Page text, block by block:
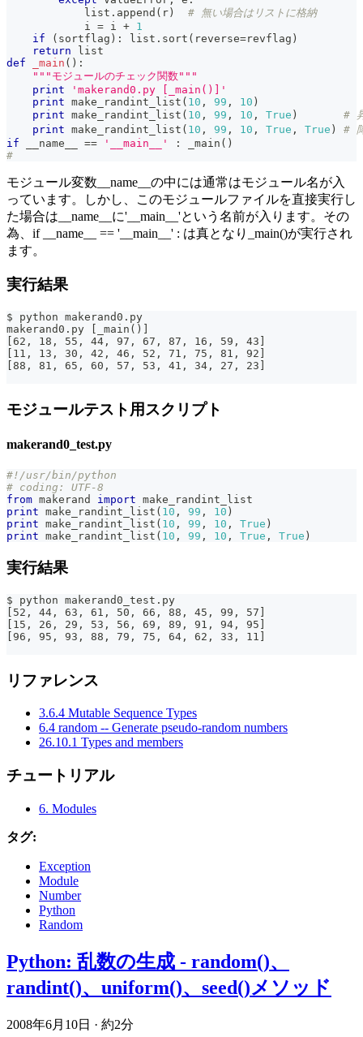
list . append ( r )
# 無い場合はリストに格納
            i
= i + 1
if
( sortflag ) : list . sort ( reverse=revflag )
return
list
def
_main ( ) :
"""モジュールのチェック関数"""
print
'makerand0.py [_main()]'
print make_randint_list ( 10 , 99 , 10 )
print make_randint_list ( 10 , 99 , 10 , True )
#
print make_randint_list ( 10 , 99 , 10 , True , True )
#
if __name__ == '__main__' : _main ( )
#
モジュール変数__name__の中には通常はモジュール名が入
っています。しかし、このモジュールファイルを直接実行し
た場合は__name__に'__main__'という名前が入ります。その
為、if __name__ == '__main__' : は真となり_main()が実行され
ます。
実行結果
$ python makerand0.py
makerand0.py [_main()]
[62, 18, 55, 44, 97, 67, 87, 16, 59, 43]
[11, 13, 30, 42, 46, 52, 71, 75, 81, 92]
[88, 81, 65, 60, 57, 53, 41, 34, 27, 23]
モジュールテスト用スクリプト
makerand0_test.py
#!/usr/bin/python
# coding: UTF-8
from makerand import make_randint_list
print make_randint_list ( 10 , 99 , 10 )
print make_randint_list ( 10 , 99 , 10 , True )
print make_randint_list ( 10 , 99 , 10 , True , True )
実行結果
$ python makerand0_test.py
[52, 44, 63, 61, 50, 66, 88, 45, 99, 57]
[15, 26, 29, 53, 56, 69, 89, 91, 94, 95]
[96, 95, 93, 88, 79, 75, 64, 62, 33, 11]
リファレンス
3.6.4 Mutable Sequence Types
6.4 random -- Generate pseudo-random numbers
26.10.1 Types and members
チュートリアル
6. Modules
タグ:
Exception
Module
Number
Python
Random
Python: 乱数の生成 - random()、
randint()、uniform()、seed()メソッド
2008年6月10日 · 約2分